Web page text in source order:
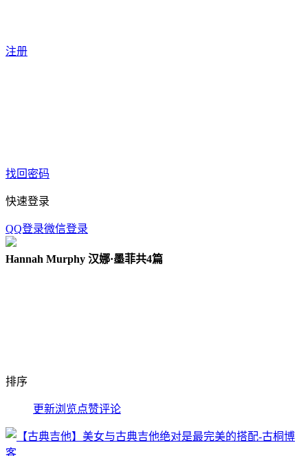
注册
找回密码
快速登录
QQ登录微信登录
Hannah Murphy 汉娜·墨菲共4篇
排序
更新浏览点赞评论